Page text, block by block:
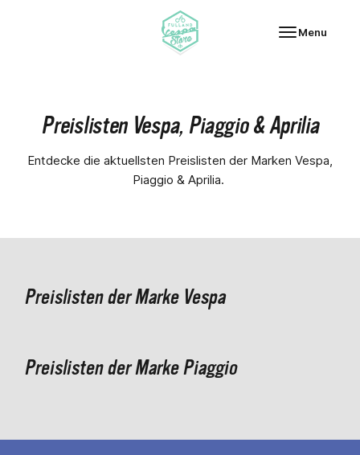
Fulland Vespa-Store
Menu
Preislisten Vespa, Piaggio & Aprilia
Entdecke die aktuellsten Preislisten der Marken Vespa,
Piaggio & Aprilia.
Preislisten der Marke Vespa
Preislisten der Marke Piaggio